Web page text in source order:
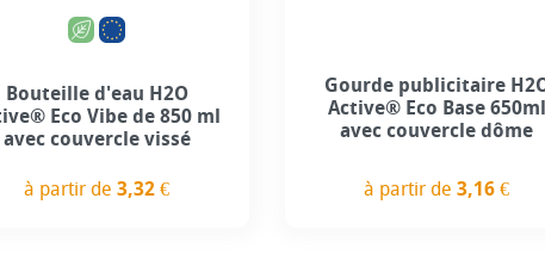
Bouteille d'eau H2O
Eco Vibe de 850 ml
avec couvercle vissé
à partir de3,32 €
Gourde publicitaire
Active® Eco Base 650ml
avec couvercle dôme
à partir de3,16 €